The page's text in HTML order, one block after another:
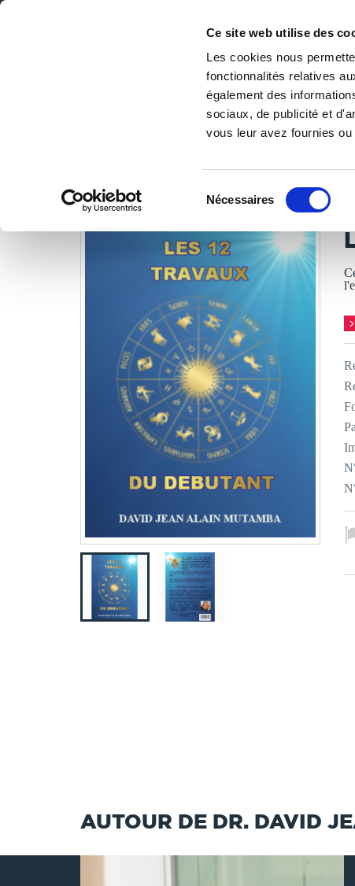
Ce site web utilise des
Les cookies nous
fonctionnalités relatives
également des
sociaux, de publicité et
vous leur avez fournies
Nécessaires
DE LA PAGE BLANCHE... AU BEST SELLER
/ Culture & société / Religions &
LES LIVRES
AUTOUR DE DR. DAVID